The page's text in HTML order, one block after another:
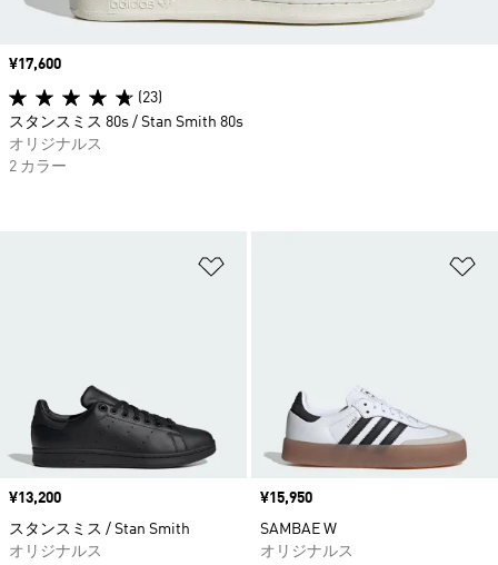
価格
¥13,200
スタンスミス / Stan Smith
オリジナルス
価格
¥15,950
SAMBAE W
オリジナルス
価格
¥17,600
(23)
スタンスミス 80s / Stan Smith 80s
オリジナルス
2 カラー